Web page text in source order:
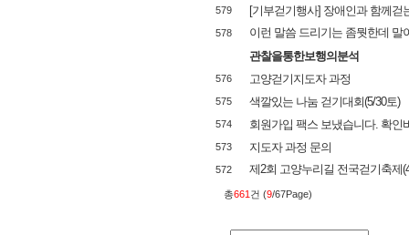
579 [기부걷기행사] 장애인과 함께걷
578
이런 말씀 드리기는 좀뭣한데 말
관찰을통한보행의분석
576 고양걷기지도자 과정
575 색깔있는 나눔 걷기대회(5/30토)
574 회원가입 팩스 보냈습니다. 확인
573 지도자 과정 문의
572 제2회 고양누리길 전국걷기축제
총661 건 (9/67Page)